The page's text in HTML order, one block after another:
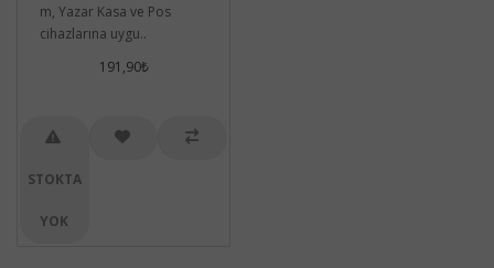
m, Yazar Kasa ve Pos
cihazlarına uygu..
191,90₺
STOKTA
YOK